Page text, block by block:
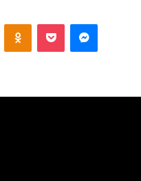
Odnoklassniki
Pocket Messenger